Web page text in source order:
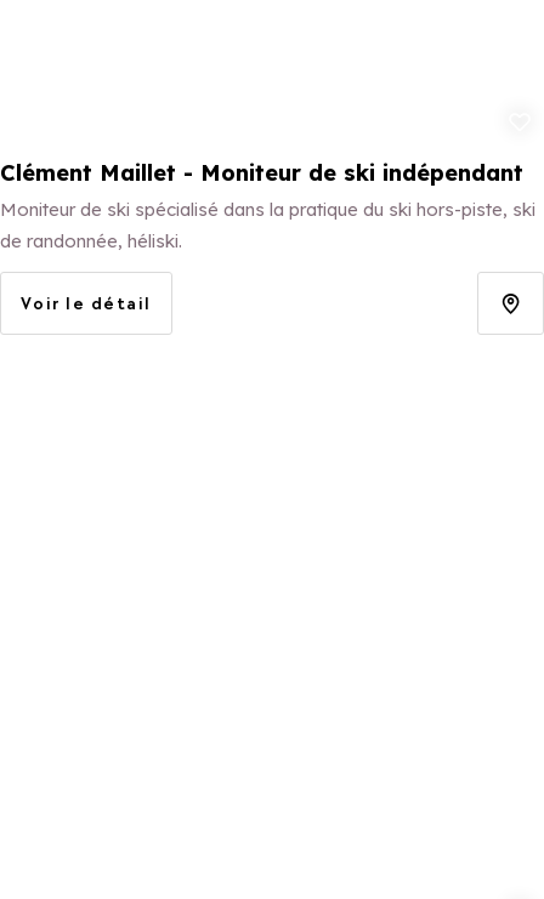
Clément Maillet - Moniteur de ski indépendant
Moniteur de ski spécialisé dans la pratique du ski hors-piste, ski
de randonnée, héliski.
Voir le détail